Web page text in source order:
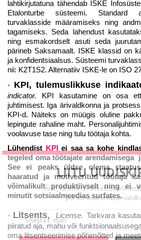
lahtikirjutatuna tähendab ISKE
Etalonturbe süsteemi. Standard
turvaklasside määramiseks ning
tagamiseks. Seda lahendust
ning esmakordselt asuti seda
pärineb Saksamaalt. ISKE klassid on
ja konfidentsiaalsus. Süsteemi
nii: K2T1S2. Alternatiiv ISKE-le on ISO
KPI, tulemuslikkuse
indicator. KPI kasutamine on osa
juhtimisest. Iga ärivaldkonna ja
KPI-d. Näiteks on müügis oluline
lepingute rahaline maht.
voolavuse tase ning tulu töötaja kohta.
Lühendist KPI ei saa sa kohe
tegeled oma töötajate arendamisega
See ei peaks üldse olema
haaratud ja motiveeritud töötaja
võimalikult produktiivselt ning ei
minutit sotsiaalmeedias surfates.
Litsents,License. Tarkvara
piiratud aja, mahu või
oma litsentseerimise põhimõtted ja
LIITU
Ära jää ilma uudistest ja
personaliarenduse